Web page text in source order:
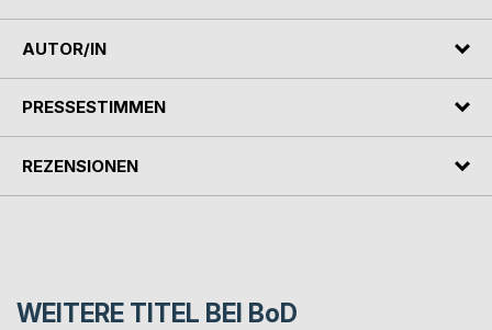
AUTOR/IN
PRESSESTIMMEN
REZENSIONEN
WEITERE TITEL BEI BoD